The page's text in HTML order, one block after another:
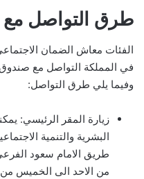
طرق التواصل مع
الفئات معاش الضمان
في المملكة التواصل مع
وفيما يلي طرق التواصل:
زيارة المقر الرئيسي:
البشرية والتنمية
طريق الامام سعود